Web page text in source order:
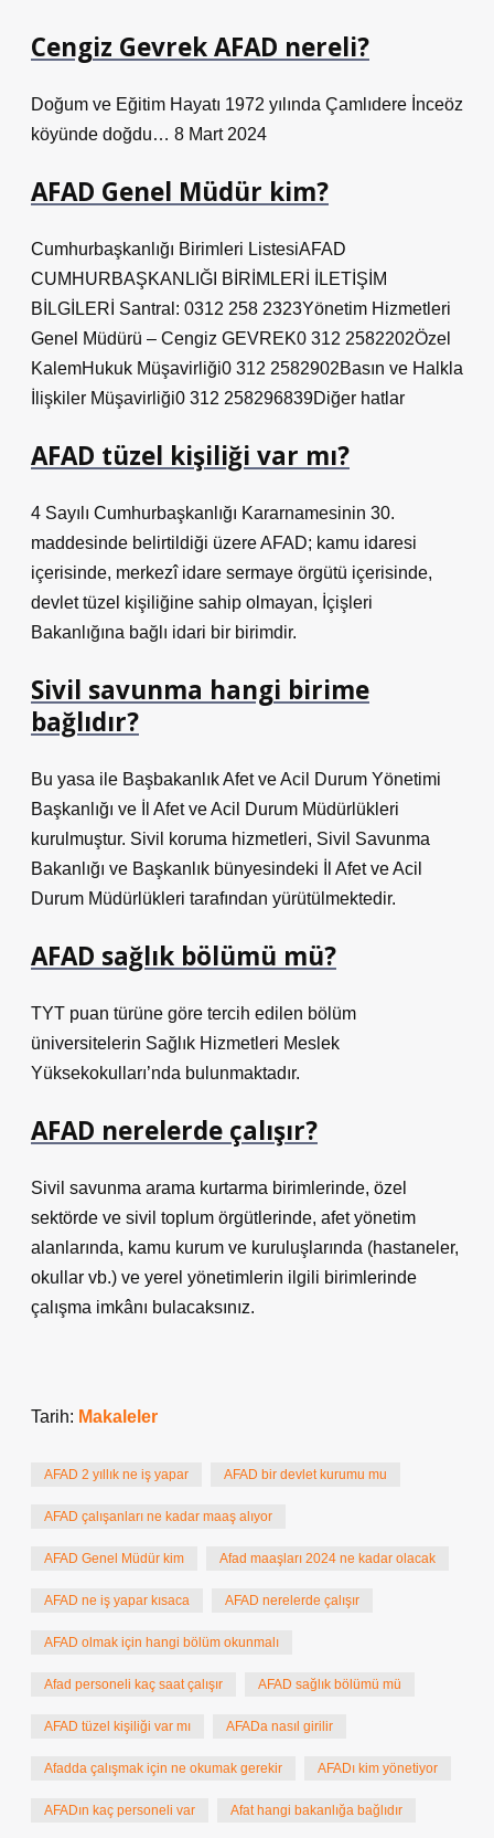
Cengiz Gevrek AFAD nereli?
Doğum ve Eğitim Hayatı 1972 yılında Çamlıdere İnceöz
köyünde doğdu… 8 Mart 2024
AFAD Genel Müdür kim?
Cumhurbaşkanlığı Birimleri ListesiAFAD
CUMHURBAŞKANLIĞI BİRİMLERİ İLETİŞİM
BİLGİLERİ Santral: 0312 258 2323Yönetim Hizmetleri
Genel Müdürü – Cengiz GEVREK0 312 2582202Özel
KalemHukuk Müşavirliği0 312 2582902Basın ve Halkla
İlişkiler Müşavirliği0 312 258296839Diğer hatlar
AFAD tüzel kişiliği var mı?
4 Sayılı Cumhurbaşkanlığı Kararnamesinin 30.
maddesinde belirtildiği üzere AFAD; kamu idaresi
içerisinde, merkezî idare sermaye örgütü içerisinde,
devlet tüzel kişiliğine sahip olmayan, İçişleri
Bakanlığına bağlı idari bir birimdir.
Sivil savunma hangi birime
bağlıdır?
Bu yasa ile Başbakanlık Afet ve Acil Durum Yönetimi
Başkanlığı ve İl Afet ve Acil Durum Müdürlükleri
kurulmuştur. Sivil koruma hizmetleri, Sivil Savunma
Bakanlığı ve Başkanlık bünyesindeki İl Afet ve Acil
Durum Müdürlükleri tarafından yürütülmektedir.
AFAD sağlık bölümü mü?
TYT puan türüne göre tercih edilen bölüm
üniversitelerin Sağlık Hizmetleri Meslek
Yüksekokulları’nda bulunmaktadır.
AFAD nerelerde çalışır?
Sivil savunma arama kurtarma birimlerinde, özel
sektörde ve sivil toplum örgütlerinde, afet yönetim
alanlarında, kamu kurum ve kuruluşlarında (hastaneler,
okullar vb.) ve yerel yönetimlerin ilgili birimlerinde
çalışma imkânı bulacaksınız.
Tarih: Makaleler
AFAD 2 yıllık ne iş yapar AFAD bir devlet kurumu mu
AFAD çalışanları ne kadar maaş alıyor
AFAD Genel Müdür kim Afad maaşları 2024 ne kadar olacak
AFAD ne iş yapar kısaca AFAD nerelerde çalışır
AFAD olmak için hangi bölüm okunmalı
Afad personeli kaç saat çalışır AFAD sağlık bölümü mü
AFAD tüzel kişiliği var mı AFADa nasıl girilir
Afadda çalışmak için ne okumak gerekir AFADı kim yönetiyor
AFADın kaç personeli var Afat hangi bakanlığa bağlıdır